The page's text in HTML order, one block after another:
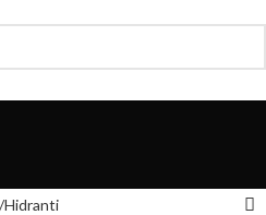
Hidranti